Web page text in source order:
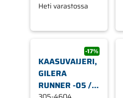
Heti varastossa
-17%
KAASUVAIJERI,
GILERA
RUNNER -05 /